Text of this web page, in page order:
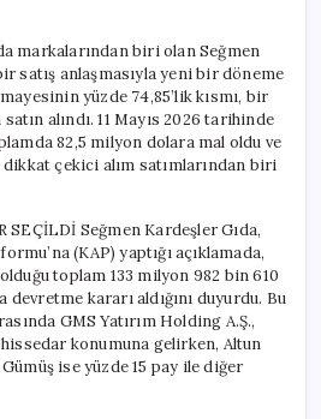
Yatırımcıya
Geçti:
Kahvaltı
Sofralarının
Efsanesi
için
markalarından biri olan Seğmen
satış anlaşmasıyla yeni bir döneme
yüzde 74,85’lik kısmı, bir
alındı. 11 Mayıs 2026 tarihinde
82,5 milyon dolara mal oldu ve
dikkat çekici alım satımlarından biri
SEÇİLDİ Seğmen Kardeşler Gıda,
(KAP) yaptığı açıklamada,
toplam 133 milyon 982 bin 610
devretme kararı aldığını duyurdu. Bu
GMS Yatırım Holding A.Ş.,
konumuna gelirken, Altun
ise yüzde 15 pay ile diğer